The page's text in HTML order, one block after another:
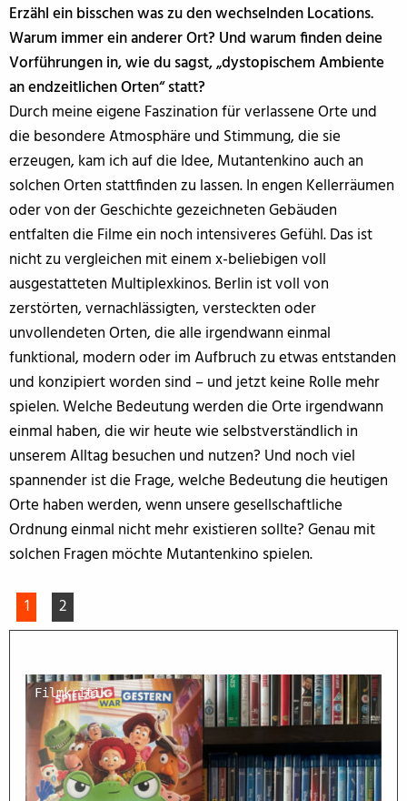
Erzähl ein bisschen was zu den wechselnden Locations.
Warum immer ein anderer Ort? Und warum finden deine
Vorführungen in, wie du sagst, „dystopischem Ambiente
an endzeitlichen Orten“ statt?
Durch meine eigene Faszination für verlassene Orte und
die besondere Atmosphäre und Stimmung, die sie
erzeugen, kam ich auf die Idee, Mutantenkino auch an
solchen Orten stattfinden zu lassen. In engen Kellerräumen
oder von der Geschichte gezeichneten Gebäuden
entfalten die Filme ein noch intensiveres Gefühl. Das ist
nicht zu vergleichen mit einem x-beliebigen voll
ausgestatteten Multiplexkinos. Berlin ist voll von
zerstörten, vernachlässigten, versteckten oder
unvollendeten Orten, die alle irgendwann einmal
funktional, modern oder im Aufbruch zu etwas entstanden
und konzipiert worden sind – und jetzt keine Rolle mehr
spielen. Welche Bedeutung werden die Orte irgendwann
einmal haben, die wir heute wie selbstverständlich in
unserem Alltag besuchen und nutzen? Und noch viel
spannender ist die Frage, welche Bedeutung die heutigen
Orte haben werden, wenn unsere gesellschaftliche
Ordnung einmal nicht mehr existieren sollte? Genau mit
solchen Fragen möchte Mutantenkino spielen.
1 2
Filmkritik